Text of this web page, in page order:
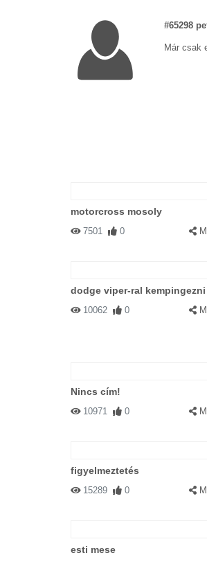
#65298
Már csak
#58416
motorcross mosoly
7501 0
dodge viper-ral kempingezni
10062 0
Nincs cím!
10971 0
figyelmeztetés
15289 0
esti mese